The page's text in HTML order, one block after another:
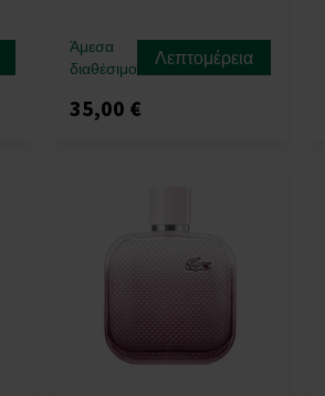
Άμεσα
διαθέσιμο
Λεπτομέρεια
35,00 €